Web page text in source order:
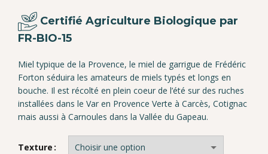
Certifié Agriculture Biologique par
FR-BIO-15
Miel typique de la Provence, le miel de garrigue de Frédéric
Forton séduira les amateurs de miels typés et longs en
bouche. Il est récolté en plein coeur de l’été sur des ruches
installées dans le Var en Provence Verte à Carcès, Cotignac
mais aussi à Carnoules dans la Vallée du Gapeau.
Texture